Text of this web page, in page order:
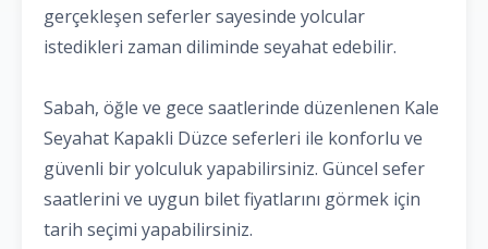
gerçekleşen seferler sayesinde yolcular
istedikleri zaman diliminde seyahat edebilir.
Sabah, öğle ve gece saatlerinde düzenlenen Kale
Seyahat Kapakli Düzce seferleri ile konforlu ve
güvenli bir yolculuk yapabilirsiniz. Güncel sefer
saatlerini ve uygun bilet fiyatlarını görmek için
tarih seçimi yapabilirsiniz.